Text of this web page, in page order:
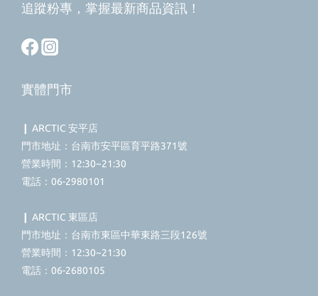
追蹤粉專，掌握最新商品資訊！
實體門市
❙ ARCTIC 安平店
門市地址：台南市安平區育平路371號
營業時間：12:30~21:30
電話：06-2980101
❙ ARCTIC 東區店
門市地址：台南市東區中華東路三段126號
營業時間：12:30~21:30
電話：06-2680105